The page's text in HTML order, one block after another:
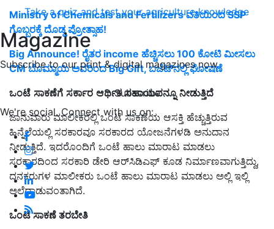
Take a quiz and test your agriculture knowledge
Magazine
Subscribe to our print & digital magazines now
Subscribe
We're social. Connect with us on:
Ministry of Chemicals and Fertilizers ವತಿಯಿಂದ SSP
ಗೊಬ್ಬರಕ್ಕೆ ದೊಡ್ಡ ಪ್ರೋತ್ಸಾಹ!
Big Announce! ರೈತರ income ಹೆಚ್ಚಿಸಲು 100 ಕೋಟಿ ಮೀಸಲು
CM ಬೊಮ್ಮಾಯಿ ಅವರಿಂದ Big GIft, ಬಜೆಟ್‌ನಲ್ಲಿ ಘೋಷಣೆ
ಒಂಟೆ ಸಾಕಣೆಗೆ ಸರ್ಕಾರ ಆರ್ಥಿಕ ಸಹಾಯವನ್ನೂ ನೀಡುತ್ತಿದೆ
ಜಾನುವಾರು ಮಾಲೀಕರಲ್ಲಿ ಒಂಟೆ ಸಾಕಣೆಯ ಆಸಕ್ತಿ ಹೆಚ್ಚುತ್ತಿರುವ
ಹಿನ್ನೆಲೆಯಲ್ಲಿ ಸರಕಾರವೂ ಸರಕಾರದ ಯೋಜನೆಗಳಡಿ ಅನುದಾನ
ನೀಡುತ್ತಿದೆ. ಇದರೊಂದಿಗೆ ಒಂಟೆ ಹಾಲು ಮಾರಾಟ ಮಾಡಲು
ಸರಕಾರದಿಂದ ಸರಕಾರಿ ಡೇರಿ ಆರ್‌ಸಿಡಿಎಫ್‌ ಕೂಡ ನಿರ್ಮಾಣವಾಗುತ್ತಿದ್ದು,
ದನಕರುಗಳ ಮಾಲೀಕರು ಒಂಟೆ ಹಾಲು ಮಾರಾಟ ಮಾಡಲು ಅಲ್ಲಿ ಇಲ್ಲಿ
ಅಲೆದಾಡುವಂತಾಗಿದೆ.
ಒಂಟೆ ಸಾಕಣೆ ತರಬೇತಿ